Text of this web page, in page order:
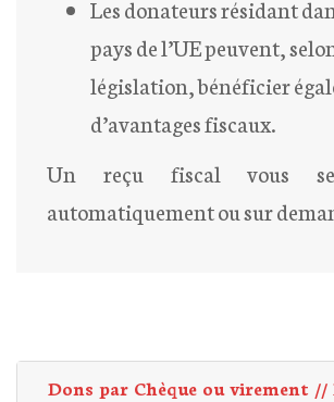
Les donateurs résidant
pays de l’UE peuvent,
législation, bénéficier
d’avantages fiscaux.
Un reçu fiscal vous
automatiquement ou sur
Dons par Chèque ou virement